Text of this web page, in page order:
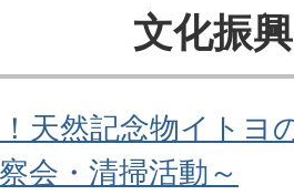
文化振興
天然記念物イトヨ
会・清掃活動～